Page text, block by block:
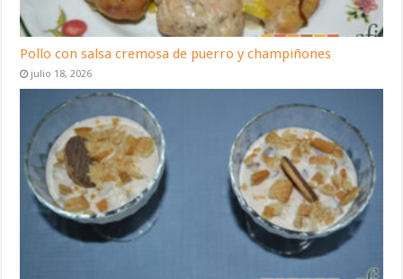
Pollo con salsa cremosa de puerro y champiñones
julio 18, 2026